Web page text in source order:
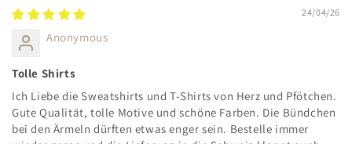
24/04/26
Anonymous
Tolle Shirts
Ich Liebe die Sweatshirts und T-Shirts von Herz und Pfötchen.
Gute Qualität, tolle Motive und schöne Farben. Die Bündchen
bei den Ärmeln dürften etwas enger sein. Bestelle immer